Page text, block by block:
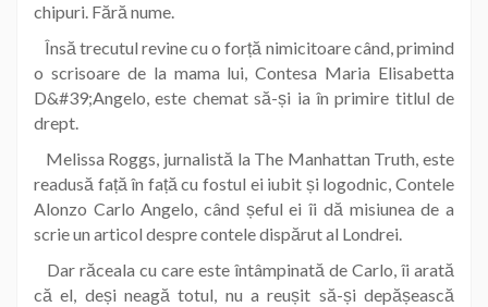
chipuri. Fără nume.
Însă trecutul revine cu o forță nimicitoare când, primind
o scrisoare de la mama lui, Contesa Maria Elisabetta
D&#39;Angelo, este chemat să-și ia în primire titlul de
drept.
Melissa Roggs, jurnalistă la The Manhattan Truth, este
readusă față în față cu fostul ei iubit și logodnic, Contele
Alonzo Carlo Angelo, când șeful ei îi dă misiunea de a
scrie un articol despre contele dispărut al Londrei.
Dar răceala cu care este întâmpinată de Carlo, îi arată
că el, deși neagă totul, nu a reușit să-și depășească